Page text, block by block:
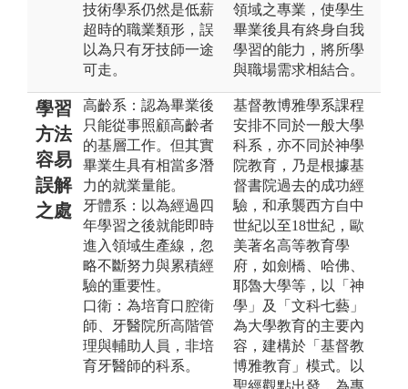
技術學系仍然是低薪
超時的職業類形，誤
以為只有牙技師一途
可走。
領域之專業，使學生
畢業後具有終身自我
學習的能力，將所學
與職場需求相結合。
學習
方法
容易
誤解
之處
高齡系：認為畢業後
只能從事照顧高齡者
的基層工作。但其實
畢業生具有相當多潛
力的就業量能。
牙體系：以為經過四
年學習之後就能即時
進入領域生產線，忽
略不斷努力與累積經
驗的重要性。
口衛：為培育口腔衛
師、牙醫院所高階管
理與輔助人員，非培
育牙醫師的科系。
基督教博雅學系課程
安排不同於一般大學
科系，亦不同於神學
院教育，乃是根據基
督書院過去的成功經
驗，和承襲西方自中
世紀以至18世紀，歐
美著名高等教育學
府，如劍橋、哈佛、
耶魯大學等，以「神
學」及「文科七藝」
為大學教育的主要內
容，建構於「基督教
博雅教育」模式。以
聖經觀點出發，為專